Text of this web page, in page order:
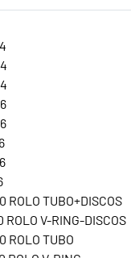
TUBO+DISCOS
V-RING-DISCOS
ROLO TUBO